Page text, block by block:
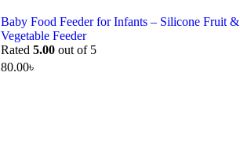
Baby Food Feeder for Infants – Silicone Fruit &
Vegetable Feeder
Rated 5.00 out of 5
80.00৳